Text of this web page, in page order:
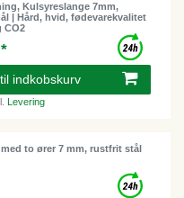
Kulsyreslange 7mm,
| Hård, hvid, fødevarekvalitet
CO2
indkobskurv
Levering
to ører 7 mm, rustfrit stål